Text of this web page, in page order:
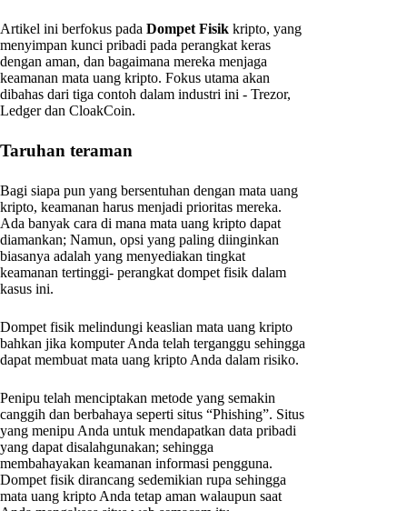
Artikel ini berfokus pada Dompet Fisik kripto, yang
menyimpan kunci pribadi pada perangkat keras
dengan aman, dan bagaimana mereka menjaga
keamanan mata uang kripto. Fokus utama akan
dibahas dari tiga contoh dalam industri ini - Trezor,
Ledger dan CloakCoin.
Taruhan teraman
Bagi siapa pun yang bersentuhan dengan mata uang
kripto, keamanan harus menjadi prioritas mereka.
Ada banyak cara di mana mata uang kripto dapat
diamankan; Namun, opsi yang paling diinginkan
biasanya adalah yang menyediakan tingkat
keamanan tertinggi- perangkat dompet fisik dalam
kasus ini.
Dompet fisik melindungi keaslian mata uang kripto
bahkan jika komputer Anda telah terganggu sehingga
dapat membuat mata uang kripto Anda dalam risiko.
Penipu telah menciptakan metode yang semakin
canggih dan berbahaya seperti situs “Phishing”. Situs
yang menipu Anda untuk mendapatkan data pribadi
yang dapat disalahgunakan; sehingga
membahayakan keamanan informasi pengguna.
Dompet fisik dirancang sedemikian rupa sehingga
mata uang kripto Anda tetap aman walaupun saat